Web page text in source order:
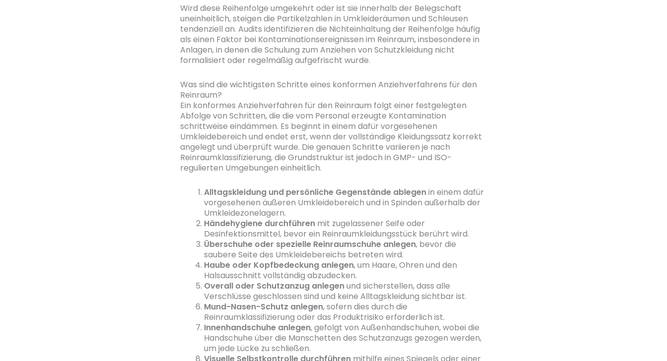
Wird diese Reihenfolge umgekehrt oder ist sie innerhalb der Belegschaft
uneinheitlich, steigen die Partikelzahlen in Umkleideräumen und Schleusen
tendenziell an. Audits identifizieren die Nichteinhaltung der Reihenfolge häufig
als einen Faktor bei Kontaminationsereignissen im Reinraum, insbesondere in
Anlagen, in denen die Schulung zum Anziehen von Schutzkleidung nicht
formalisiert oder regelmäßig aufgefrischt wurde.
Was sind die wichtigsten Schritte eines konformen Anziehverfahrens für den
Reinraum?
Ein konformes Anziehverfahren für den Reinraum folgt einer festgelegten
Abfolge von Schritten, die die vom Personal erzeugte Kontamination
schrittweise eindämmen. Es beginnt in einem dafür vorgesehenen
Umkleidebereich und endet erst, wenn der vollständige Kleidungssatz korrekt
angelegt und überprüft wurde. Die genauen Schritte variieren je nach
Reinraumklassifizierung, die Grundstruktur ist jedoch in GMP- und ISO-
regulierten Umgebungen einheitlich.
Alltagskleidung und persönliche Gegenstände ablegenin einem dafür
vorgesehenen äußeren Umkleidebereich und in Spinden außerhalb der
Umkleidezonelagern.
Händehygiene durchführenmit zugelassener Seife oder
Desinfektionsmittel, bevor ein Reinraumkleidungsstück berührt wird.
Überschuhe oder spezielle Reinraumschuhe anlegen, bevor die
saubere Seite des Umkleidebereichs betreten wird.
Haube oder Kopfbedeckung anlegen, um Haare, Ohren und den
Halsausschnitt vollständig abzudecken.
Overall oder Schutzanzug anlegenund sicherstellen, dass alle
Verschlüsse geschlossen sind und keine Alltagskleidung sichtbar ist.
Mund-Nasen-Schutz anlegen, sofern dies durch die
Reinraumklassifizierung oder das Produktrisiko erforderlich ist.
Innenhandschuhe anlegen, gefolgt von Außenhandschuhen, wobei die
Handschuhe über die Manschetten des Schutzanzugs gezogen werden,
um jede Lücke zu schließen.